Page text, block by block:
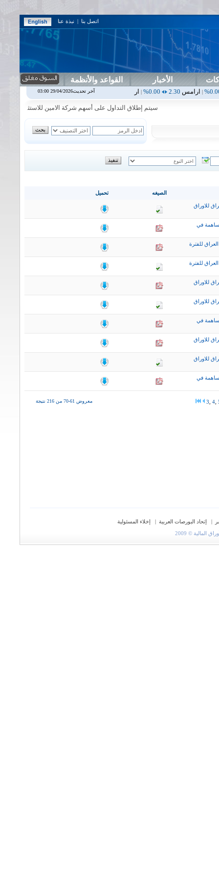
اتصل بنا | نبذة عنا
الأخبار القواعد والأنظمة
2.30
|اربيل 0.00
0.00%
|اسفنج1.87
سيتم إطلاق التداول على أسهم شركة الامين للاستثمار المالي في
تحميل الصيغه
للاوراق
في
للفترة
للفترة
للاوراق
للاوراق
في
للاوراق
للاوراق
في
معروض 61-70 من 216 نتيجة 3 4
| إتحاد البورصات العربية |
إخلاء المسئولية
© 2009